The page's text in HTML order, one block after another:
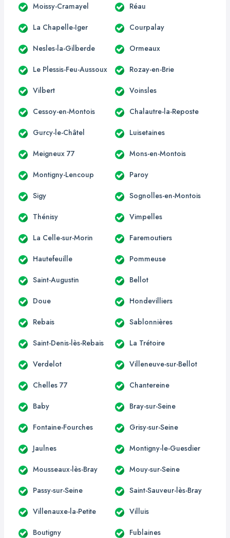
Moissy-Cramayel Réau
La Chapelle-Iger Courpalay
Nesles-la-Gilberde Ormeaux
Le Plessis-Feu-Aussoux Rozay-en-Brie
Vilbert Voinsles
Cessoy-en-Montois Chalautre-la-Reposte
Gurcy-le-Châtel Luisetaines
Meigneux 77 Mons-en-Montois
Montigny-Lencoup Paroy
Sigy Sognolles-en-Montois
Thénisy Vimpelles
La Celle-sur-Morin Faremoutiers
Hautefeuille Pommeuse
Saint-Augustin Bellot
Doue Hondevilliers
Rebais Sablonnières
Saint-Denis-lès-Rebais La Trétoire
Verdelot Villeneuve-sur-Bellot
Chelles 77 Chantereine
Baby Bray-sur-Seine
Fontaine-Fourches Grisy-sur-Seine
Jaulnes Montigny-le-Guesdier
Mousseaux-lès-Bray Mouy-sur-Seine
Passy-sur-Seine Saint-Sauveur-lès-Bray
Villenauxe-la-Petite Villuis
Boutigny Fublaines